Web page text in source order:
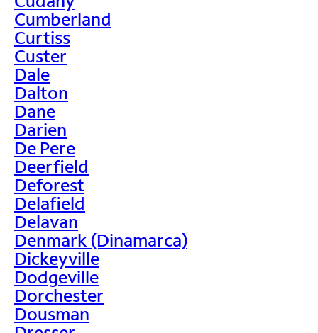
Cumberland
Curtiss
Custer
Dale
Dalton
Dane
Darien
De Pere
Deerfield
Deforest
Delafield
Delavan
Denmark (Dinamarca)
Dickeyville
Dodgeville
Dorchester
Dousman